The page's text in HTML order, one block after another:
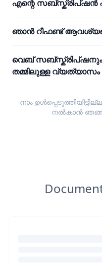
എന്റെ സബ്സ്ക്രിപ്ഷൻ
ഞാൻ റീഫണ്ട്
വെബ് സബ്സ്ക്രിപ്ഷനും
തമ്മിലുള്ള
നാം
നൽകാൻ